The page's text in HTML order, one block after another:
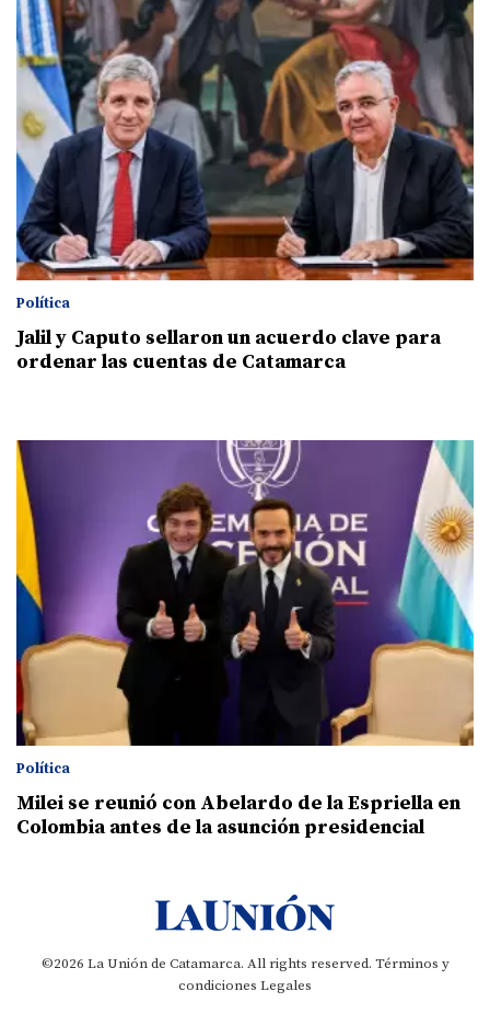
Política
Jalil y Caputo sellaron un acuerdo clave para
ordenar las cuentas de Catamarca
Política
Milei se reunió con Abelardo de la Espriella en
Colombia antes de la asunción presidencial
©2026 La Unión de Catamarca. All rights reserved. Términos y
condiciones Legales